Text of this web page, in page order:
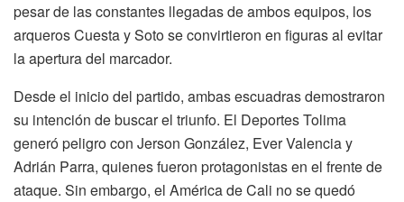
pesar de las constantes llegadas de ambos equipos, los
arqueros Cuesta y Soto se convirtieron en figuras al evitar
la apertura del marcador.
Desde el inicio del partido, ambas escuadras demostraron
su intención de buscar el triunfo. El Deportes Tolima
generó peligro con Jerson González, Ever Valencia y
Adrián Parra, quienes fueron protagonistas en el frente de
ataque. Sin embargo, el América de Cali no se quedó